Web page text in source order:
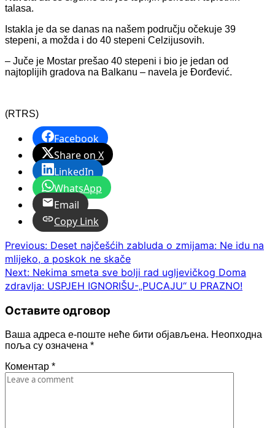
talasa.
Istakla je da se danas na našem području očekuje 39
stepeni, a možda i do 40 stepeni Celzijusovih.
– Јuče je Mostar prešao 40 stepeni i bio je jedan od
najtoplijih gradova na Balkanu – navela je Đorđević.
(RTRS)
Facebook
Share on X
LinkedIn
WhatsApp
Email
Copy Link
Post
navigation
Previous: Deset najčešćih zabluda o zmijama: Ne idu na
mlijeko, a poskok ne skače
Next: Nekima smeta sve bolji rad ugljevičkog Doma
zdravlja: USPJEH IGNORIŠU-„PUCAJU“ U PRAZNO!
Оставите одговор
Ваша адреса е-поште неће бити објављена. Неопходна
поља су означена *
Коментар *